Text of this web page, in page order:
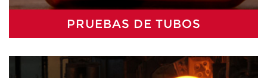
PRUEBAS DE TUBOS